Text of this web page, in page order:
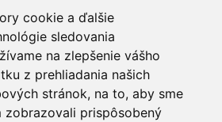
cookie a ďalšie
sledovania
na zlepšenie vášho
z prehliadania našich
stránok, na to, aby sme
zobrazovali prispôsobený
starostlivosti, ani k jej
ani k jej nahrádzaniu. O
v oblasti zdravia, vhodnosti
prezentovaných na
na Váš zdravotný
vždy vopred poraďte
lekárom, a to najmä ak ste